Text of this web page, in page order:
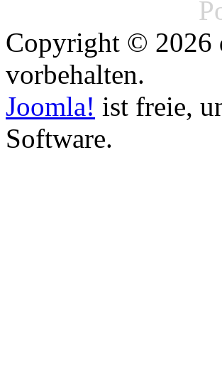
Copyright © 2026
vorbehalten.
Joomla! ist freie,
Software.